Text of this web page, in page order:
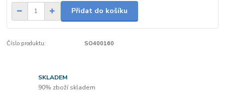
Přidat do košíku
Číslo produktu: SO400160
SKLADEM
90% zboží skladem